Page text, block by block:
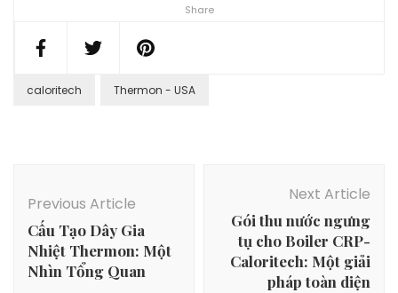
Share
caloritech Thermon - USA
Navigation
Previous Article
Cấu Tạo Dây Gia
Nhiệt Thermon: Một
Nhìn Tổng Quan
Next Article
Gói thu nước ngưng
tụ cho Boiler CRP-
Caloritech: Một giải
pháp toàn diện